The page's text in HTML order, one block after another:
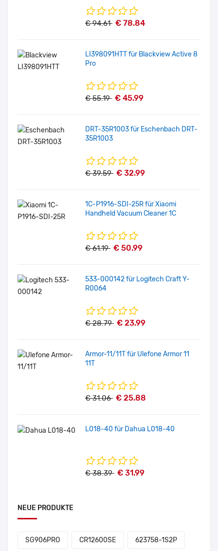
€ 94.61 € 78.84
LI398091HTT für Blackview Active 8
Pro
€ 55.19 € 45.99
DRT-35R1003 für Eschenbach DRT-
35R1003
€ 39.59 € 32.99
1C-P1916-SDI-25R für Xiaomi
Handheld Vacuum Cleaner 1C
€ 61.19 € 50.99
533-000142 für Logitech Craft Y-
R0064
€ 28.79 € 23.99
Armor-11/11T für Ulefone Armor 11
11T
€ 31.06 € 25.88
L018-40 für Dahua L018-40
€ 38.39 € 31.99
NEUE PRODUKTE
SG906PRO CR12600SE 623758-1S2P